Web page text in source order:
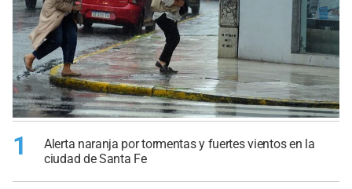
1
Alerta naranja por tormentas y fuertes vientos en la
ciudad de Santa Fe